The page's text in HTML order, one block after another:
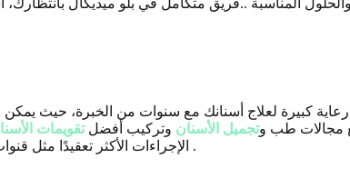
كبيرة لعلاج أسنانك مع سنوات من الخبرة، حيث
مجالات طب وتجميل الأسنان وتركيب أفضل تقويمات
الإجراءات الأكثر تعقيدًا مثل .